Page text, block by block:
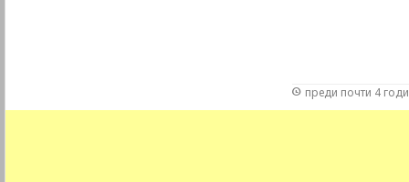
преди почти 4